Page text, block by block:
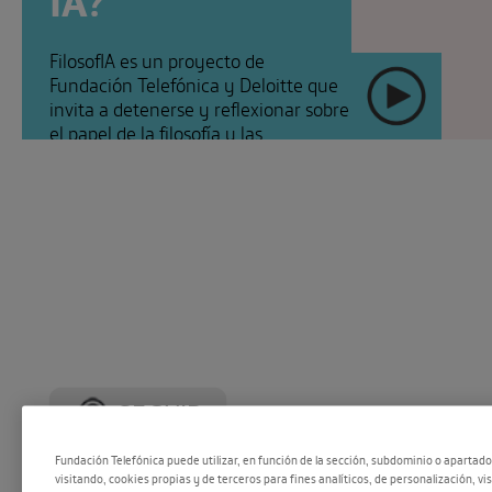
FilosofIA es un proyecto de
Fundación Telefónica y Deloitte que
invita a detenerse y reflexionar sobre
el papel de la filosofía y las
SEGUIR
Fundación Telefónica puede utilizar, en función de la sección, subdominio o
visitando, cookies propias y de terceros para fines analíticos, de personalización,